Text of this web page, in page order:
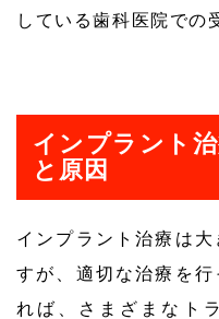
している歯科医院での
インプラント
と原因
インプラント治療は
すが、適切な治療を
れば、さまざまなト